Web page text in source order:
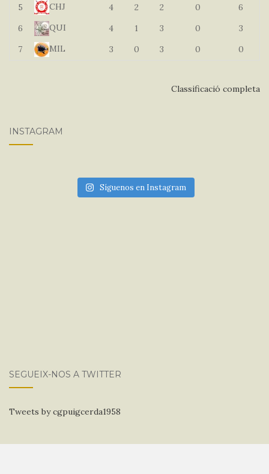
5
CHJ 4 2 2 0
6
6
QUI 4 1 3 0
3
7
MIL 3 0 3 0 0
Classificació completa
INSTAGRAM
Síguenos en Instagram
SEGUEIX-NOS A TWITTER
Tweets by cgpuigcerda1958